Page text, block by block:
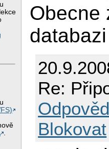
.
Obecne
Re:
Blokovat